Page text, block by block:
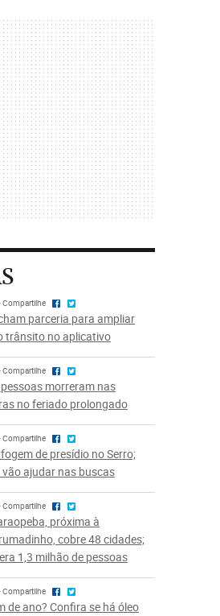
parceria para ampliar
trânsito no aplicativo
morreram nas
no feriado prolongado
de presídio no Serro;
ajudar nas buscas
próxima à
cobre 48 cidades;
1,3 milhão de pessoas
de ano? Confira se há óleo